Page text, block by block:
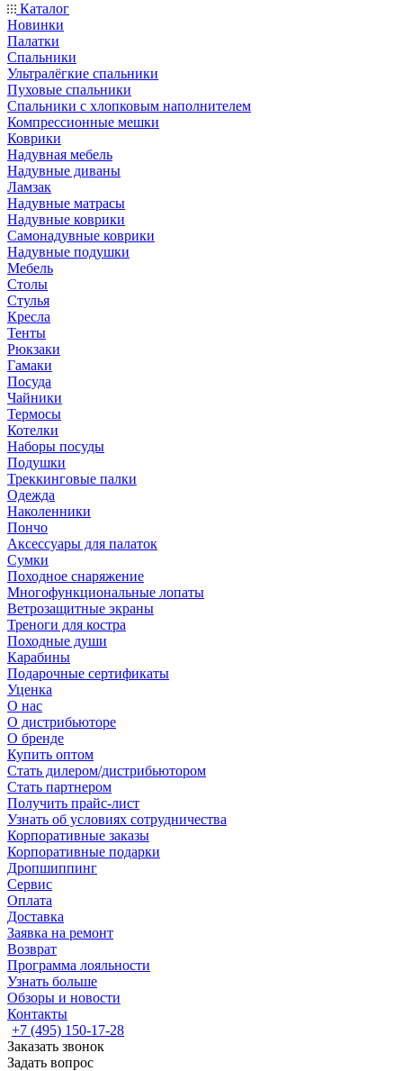
Каталог
Новинки
Палатки
Спальники
Ультралёгкие спальники
Пуховые спальники
Спальники с хлопковым наполнителем
Компрессионные мешки
Коврики
Надувная мебель
Надувные диваны
Ламзак
Надувные матрасы
Надувные коврики
Самонадувные коврики
Надувные подушки
Мебель
Столы
Стулья
Кресла
Тенты
Рюкзаки
Гамаки
Посуда
Чайники
Термосы
Котелки
Наборы посуды
Подушки
Треккинговые палки
Одежда
Наколенники
Пончо
Аксессуары для палаток
Сумки
Походное снаряжение
Многофункциональные лопаты
Ветрозащитные экраны
Треноги для костра
Походные души
Карабины
Подарочные сертификаты
Уценка
О нас
О дистрибьюторе
О бренде
Купить оптом
Стать дилером/дистрибьютором
Стать партнером
Получить прайс-лист
Узнать об условиях сотрудничества
Корпоративные заказы
Корпоративные подарки
Дропшиппинг
Сервис
Оплата
Доставка
Заявка на ремонт
Возврат
Программа лояльности
Узнать больше
Обзоры и новости
Контакты
+7 (495) 150-17-28
Заказать звонок
Задать вопрос